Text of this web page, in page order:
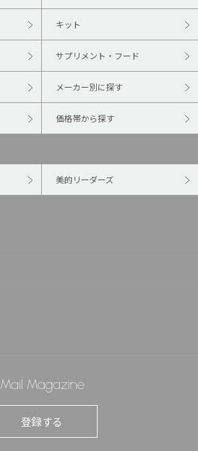
キット
サプリメント・フード
メーカー別に探す
価格帯から探す
美的リーダーズ
Mail Magazine
登録する